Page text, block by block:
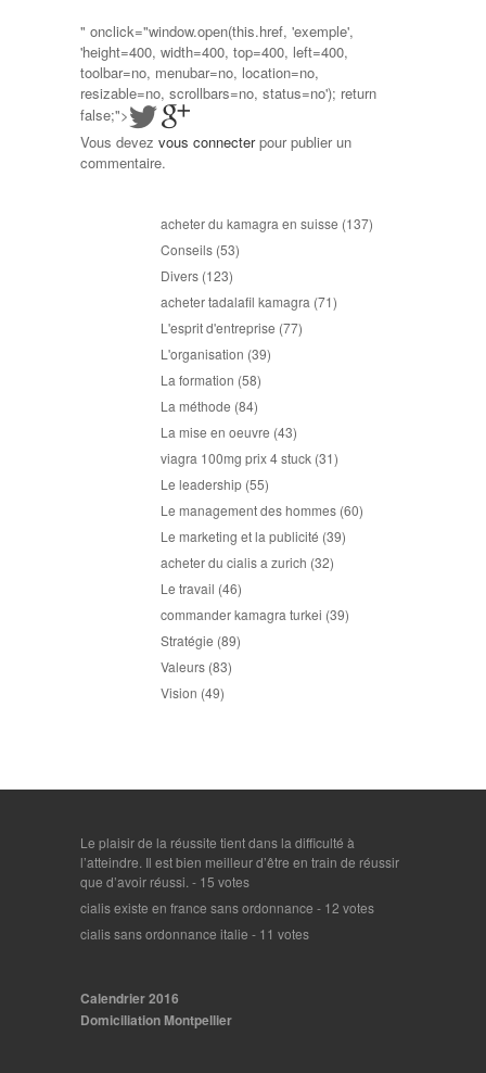
" onclick="window.open(this.href, 'exemple',
'height=400, width=400, top=400, left=400,
toolbar=no, menubar=no, location=no,
resizable=no, scrollbars=no, status=no'); return
false;">
Vous devez vous connecterpour publier un
commentaire.
acheter du kamagra en suisse (137)
Conseils (53)
Divers (123)
acheter tadalafil kamagra (71)
L'esprit d'entreprise (77)
L'organisation (39)
La formation (58)
La méthode (84)
La mise en oeuvre (43)
viagra 100mg prix 4 stuck (31)
Le leadership (55)
Le management des hommes (60)
Le marketing et la publicité (39)
acheter du cialis a zurich (32)
Le travail (46)
commander kamagra turkei (39)
Stratégie (89)
Valeurs (83)
Vision (49)
Le plaisir de la réussite tient dans la difficulté à
l’atteindre. Il est bien meilleur d’être en train de réussir
que d’avoir réussi. - 15 votes
cialis existe en france sans ordonnance - 12 votes
cialis sans ordonnance italie - 11 votes
Calendrier 2016
Domiciliation Montpellier